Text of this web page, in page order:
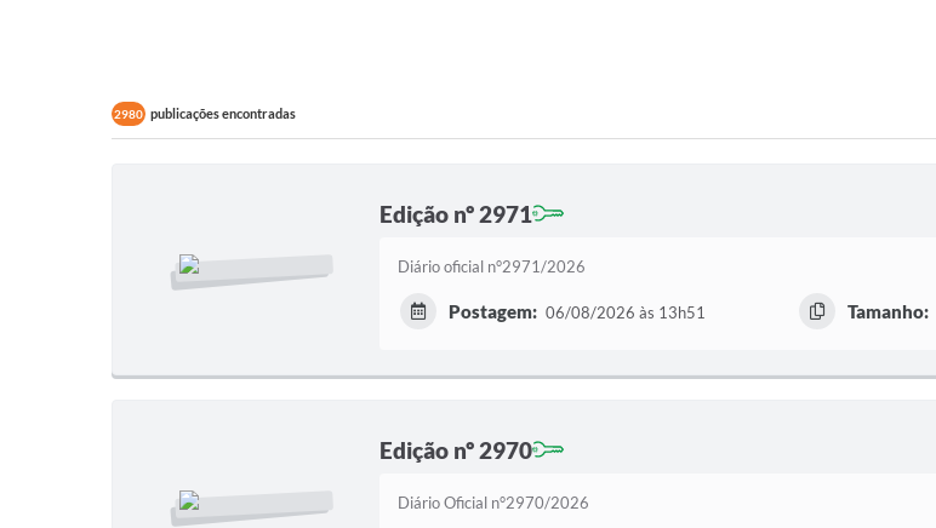
2980 publicações encontradas
Edição nº 2971
Diário oficial n°2971/2026
Postagem: 06/08/2026 às 13h51 Tamanho:
Edição nº 2970
Diário Oficial n°2970/2026